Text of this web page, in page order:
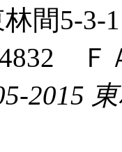
林間5-
Ｆ
2015